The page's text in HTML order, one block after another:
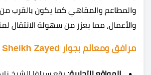
والمطاعم والمقاهي كما يكون بالقرب من
والأعمال، مما يعزز من سهولة الانتقال
مرافق ومعالم بجوار Silva El Sheikh Zayed